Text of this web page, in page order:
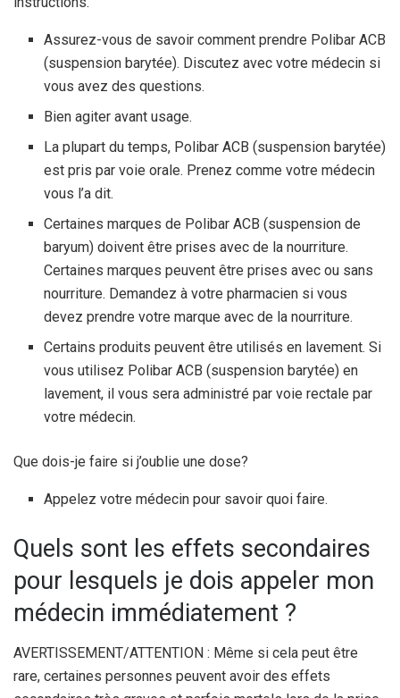
Assurez-vous de savoir comment prendre Polibar ACB
(suspension barytée). Discutez avec votre médecin si
vous avez des questions.
Bien agiter avant usage.
La plupart du temps, Polibar ACB (suspension barytée)
est pris par voie orale. Prenez comme votre médecin
vous l’a dit.
Certaines marques de Polibar ACB (suspension de
baryum) doivent être prises avec de la nourriture.
Certaines marques peuvent être prises avec ou sans
nourriture. Demandez à votre pharmacien si vous
devez prendre votre marque avec de la nourriture.
Certains produits peuvent être utilisés en lavement. Si
vous utilisez Polibar ACB (suspension barytée) en
lavement, il vous sera administré par voie rectale par
votre médecin.
Que dois-je faire si j’oublie une dose?
Appelez votre médecin pour savoir quoi faire.
Quels sont les effets secondaires
pour lesquels je dois appeler mon
médecin immédiatement ?
AVERTISSEMENT/ATTENTION : Même si cela peut être
rare, certaines personnes peuvent avoir des effets